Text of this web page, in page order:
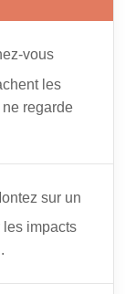
vous
les
regarde
sur un
les impacts